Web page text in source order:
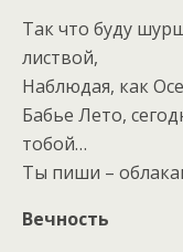
Так что буду
листвой,
Наблюдая, как
Бабье Лето,
тобой…
Ты пиши –
Вечность